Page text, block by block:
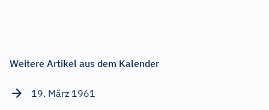
Weitere Artikel aus dem Kalender
19. März 1961